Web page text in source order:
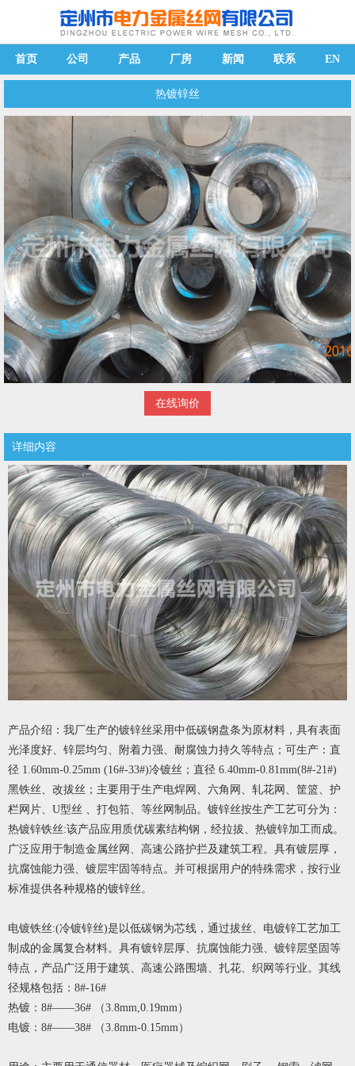
首页 公司 产品 厂房 新闻 联系 EN
热镀锌丝
在线询价
详细内容
产品介绍：我厂生产的镀锌丝采用中低碳钢盘条为原材料，具有表面
光泽度好、锌层均匀、附着力强、耐腐蚀力持久等特点；可生产：直
径 1.60mm-0.25mm (16#-33#)冷镀丝；直径 6.40mm-0.81mm(8#-21#)
黑铁丝、改拔丝；主要用于生产电焊网、六角网、轧花网、筐篮、护
栏网片、U型丝 、打包筘、等丝网制品。镀锌丝按生产工艺可分为：
热镀锌铁丝:该产品应用质优碳素结构钢，经拉拔、热镀锌加工而成。
广泛应用于制造金属丝网、高速公路护拦及建筑工程。具有镀层厚，
抗腐蚀能力强、镀层牢固等特点。并可根据用户的特殊需求，按行业
标准提供各种规格的镀锌丝。
电镀铁丝:(冷镀锌丝)是以低碳钢为芯线，通过拔丝、电镀锌工艺加工
制成的金属复合材料。具有镀锌层厚、抗腐蚀能力强、镀锌层坚固等
特点，产品广泛用于建筑、高速公路围墙、扎花、织网等行业。其线
径规格包括：8#-16#
热镀：8#——36# （3.8mm,0.19mm）
电镀：8#——38# （3.8mm-0.15mm）